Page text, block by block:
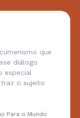
que
diálogo
especial
o sujeito
Para o Mundo